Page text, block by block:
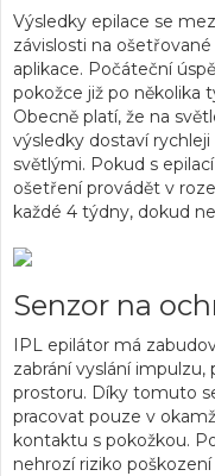
Výsledky epilace se
závislosti na
aplikace. Počáteční
pokožce již po několika
Obecně platí, že na
výsledky dostaví
světlými. Pokud s
ošetření provádět v
každé 4 týdny, dokud
Senzor na
IPL epilátor má
zabrání vyslání
prostoru. Díky tomuto
pracovat pouze v
kontaktu s pokožkou.
nehrozí riziko